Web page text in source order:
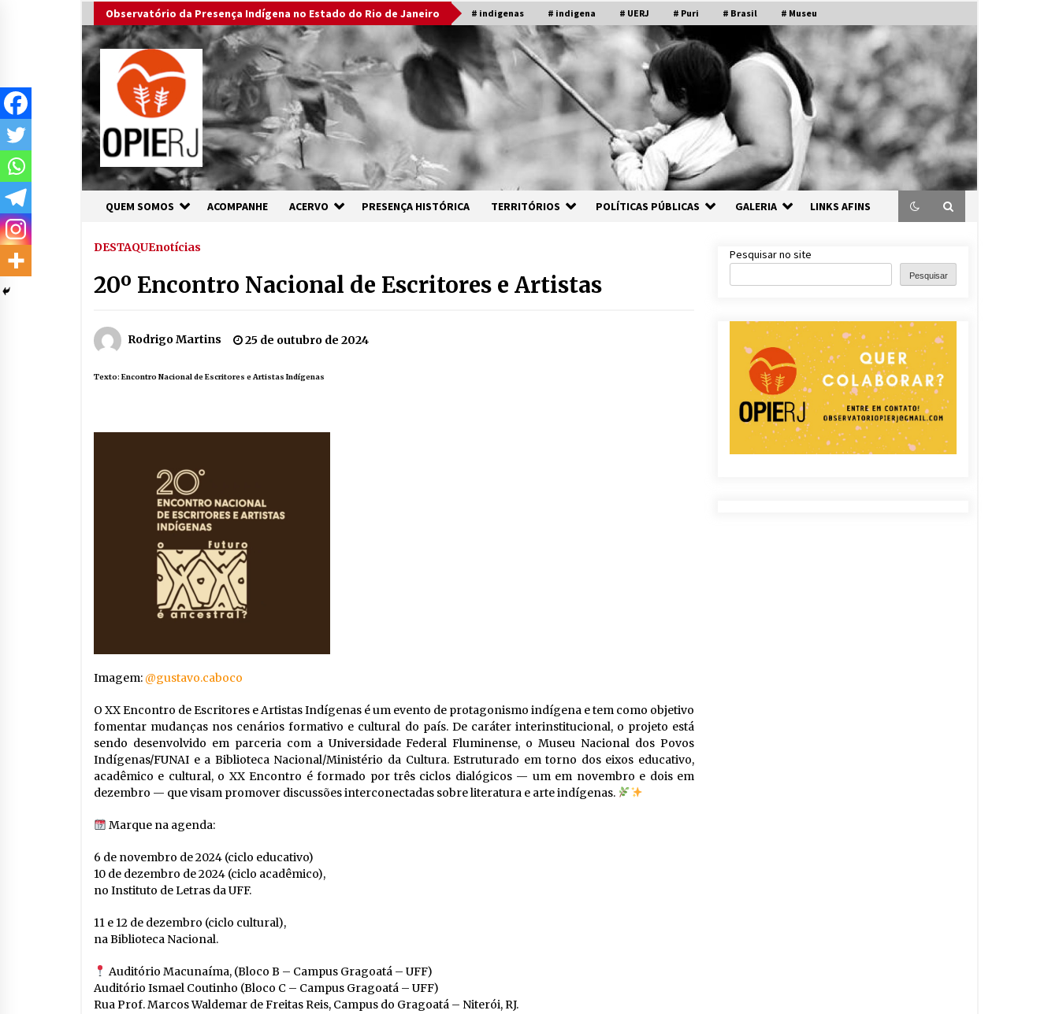
to
content
Observatório da Presença Indígena no Estado do Rio de Janeiro # indigenas # indigena # UERJ # Puri # Brasil # Museu
QUEM SOMOS ACOMPANHE ACERVO PRESENÇA HISTÓRICA TERRITÓRIOS POLÍTICAS PÚBLICAS GALERIA LINKS AFINS
DESTAQUEnotícias
20º Encontro Nacional de Escritores e Artistas
Rodrigo Martins 25 de outubro de 2024
Texto: Encontro Nacional de Escritores e Artistas Indígenas
Imagem: @gustavo.caboco
O XX Encontro de Escritores e Artistas Indígenas é um evento de protagonismo indígena e tem como objetivo
fomentar mudanças nos cenários formativo e cultural do país. De caráter interinstitucional, o projeto está
sendo desenvolvido em parceria com a Universidade Federal Fluminense, o Museu Nacional dos Povos
Indígenas/FUNAI e a Biblioteca Nacional/Ministério da Cultura. Estruturado em torno dos eixos educativo,
acadêmico e cultural, o XX Encontro é formado por três ciclos dialógicos — um em novembro e dois em
dezembro — que visam promover discussões interconectadas sobre literatura e arte indígenas.
Marque na agenda:
6 de novembro de 2024 (ciclo educativo)
10 de dezembro de 2024 (ciclo acadêmico),
no Instituto de Letras da UFF.
11 e 12 de dezembro (ciclo cultural),
na Biblioteca Nacional.
Auditório Macunaíma, (Bloco B – Campus Gragoatá – UFF)
Auditório Ismael Coutinho (Bloco C – Campus Gragoatá – UFF)
Rua Prof. Marcos Waldemar de Freitas Reis, Campus do Gragoatá – Niterói, RJ.
Pesquisar no site
Pesquisar